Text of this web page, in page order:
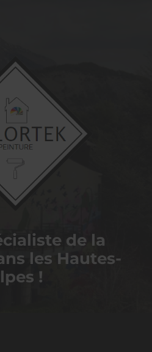
de la
les Hautes-
!